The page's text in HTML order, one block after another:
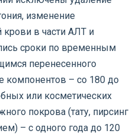
изменение
крови в части АЛТ и
сроки по временным
перенесенного
компонентов – со 180 до
или косметических
покрова (тату, пирсинг
– с одного года до 120